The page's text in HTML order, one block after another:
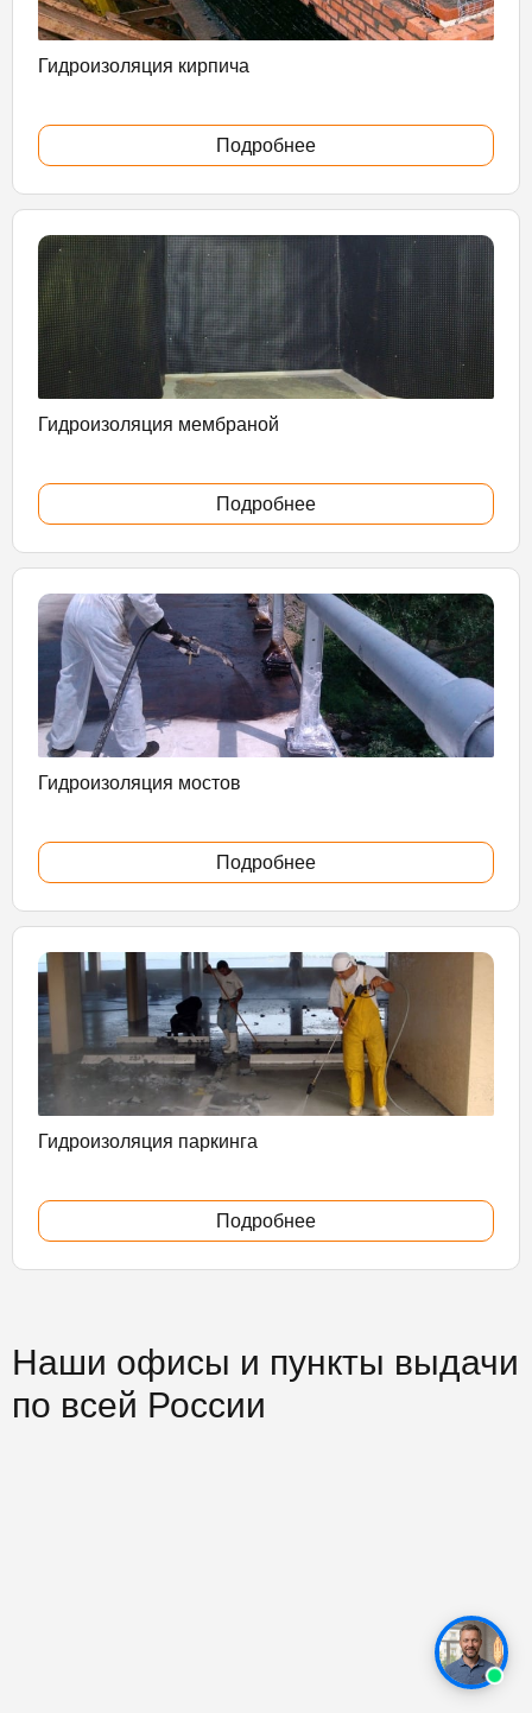
Гидроизоляция кирпича
Подробнее
Гидроизоляция мембраной
Подробнее
Гидроизоляция мостов
Подробнее
Гидроизоляция паркинга
Подробнее
Наши офисы и пункты выдачи
по всей России